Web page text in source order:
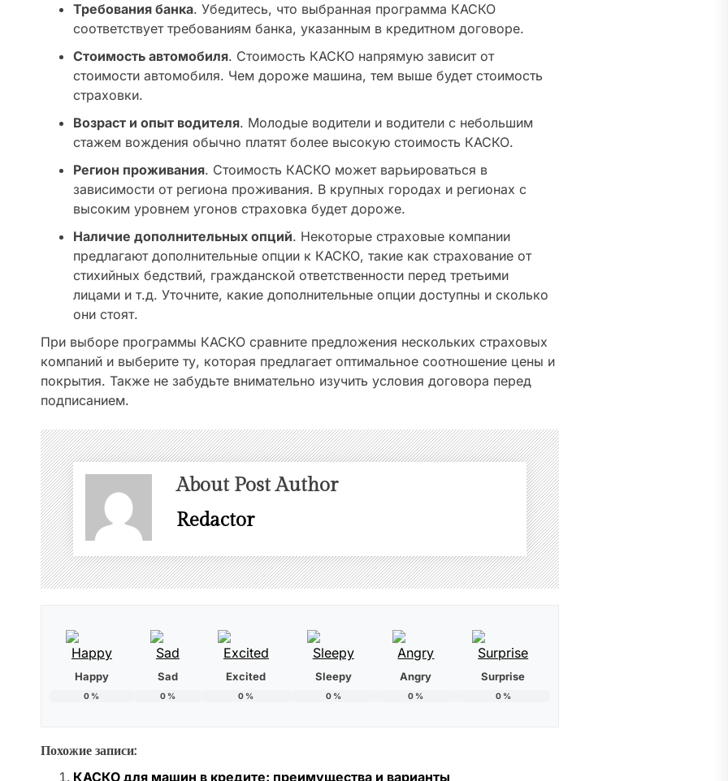
Требования банка. Убедитесь, что выбранная программа КАСКО
соответствует требованиям банка, указанным в кредитном договоре.
Стоимость автомобиля. Стоимость КАСКО напрямую зависит от
стоимости автомобиля. Чем дороже машина, тем выше будет стоимость
страховки.
Возраст и опыт водителя. Молодые водители и водители с небольшим
стажем вождения обычно платят более высокую стоимость КАСКО.
Регион проживания. Стоимость КАСКО может варьироваться в
зависимости от региона проживания. В крупных городах и регионах с
высоким уровнем угонов страховка будет дороже.
Наличие дополнительных опций. Некоторые страховые компании
предлагают дополнительные опции к КАСКО, такие как страхование от
стихийных бедствий, гражданской ответственности перед третьими
лицами и т.д. Уточните, какие дополнительные опции доступны и сколько
они стоят.
При выборе программы КАСКО сравните предложения нескольких страховых
компаний и выберите ту, которая предлагает оптимальное соотношение цены и
покрытия. Также не забудьте внимательно изучить условия договора перед
подписанием.
About Post Author
Redactor
Happy
0 %
Sad
0%
Excited
0 %
Sleepy
0%
Angry
0 %
Surprise
0%
Похожие записи:
КАСКО для машин в кредите: преимущества и варианты